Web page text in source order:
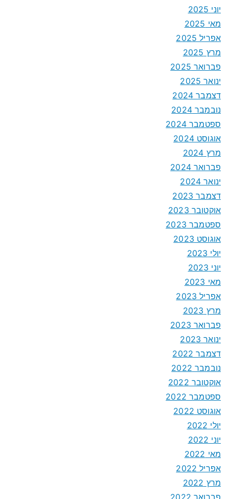
יוני 2025
מאי 2025
אפריל 2025
מרץ 2025
פברואר 2025
ינואר 2025
דצמבר 2024
נובמבר 2024
ספטמבר 2024
אוגוסט 2024
מרץ 2024
פברואר 2024
ינואר 2024
דצמבר 2023
אוקטובר 2023
ספטמבר 2023
אוגוסט 2023
יולי 2023
יוני 2023
מאי 2023
אפריל 2023
מרץ 2023
פברואר 2023
ינואר 2023
דצמבר 2022
נובמבר 2022
אוקטובר 2022
ספטמבר 2022
אוגוסט 2022
יולי 2022
יוני 2022
מאי 2022
אפריל 2022
מרץ 2022
פברואר 2022